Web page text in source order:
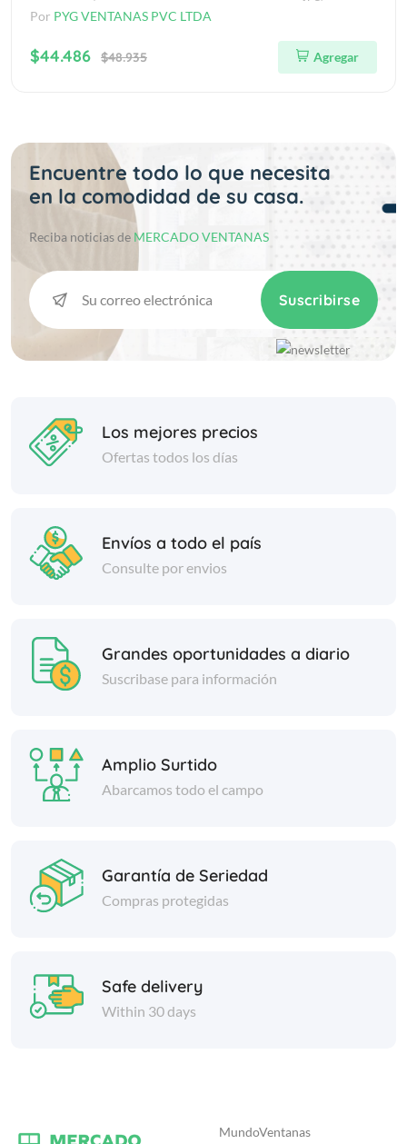
Por PYG VENTANAS PVC LTDA
$44.486 $48.935 Agregar
Encuentre todo lo que necesita
en la comodidad de su casa.
Reciba noticias de MERCADO VENTANAS
Suscribirse
Los mejores precios
Ofertas todos los días
Envíos a todo el país
Consulte por envios
Grandes oportunidades a diario
Suscribase para información
Amplio Surtido
Abarcamos todo el campo
Garantía de Seriedad
Compras protegidas
Safe delivery
Within 30 days
MundoVentanas